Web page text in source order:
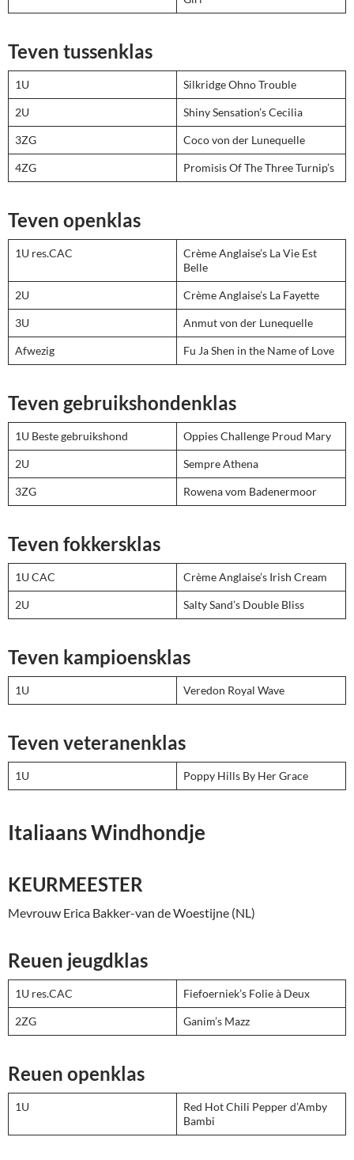
Teven tussenklas
1U Silkridge Ohno Trouble
2U Shiny Sensation’s Cecilia
3ZG Coco von der Lunequelle
4ZG Promisis Of The Three Turnip’s
Teven openklas
1U res.CAC
Crème Anglaise’s La Vie Est
Belle
2U Crème Anglaise’s La Fayette
3U Anmut von der Lunequelle
Afwezig Fu Ja Shen in the Name of Love
Teven gebruikshondenklas
1U Beste gebruikshond Oppies Challenge Proud Mary
2U Sempre Athena
3ZG Rowena vom Badenermoor
Teven fokkersklas
1U CAC Crème Anglaise’s Irish Cream
2U Salty Sand’s Double Bliss
Teven kampioensklas
1U Veredon Royal Wave
Teven veteranenklas
1U Poppy Hills By Her Grace
Italiaans Windhondje
KEURMEESTER
Mevrouw Erica Bakker-van de Woestijne (NL)
Reuen jeugdklas
1U res.CAC Fiefoerniek’s Folie à Deux
2ZG Ganim’s Mazz
Reuen openklas
1U
Red Hot Chili Pepper d’Amby
Bambi